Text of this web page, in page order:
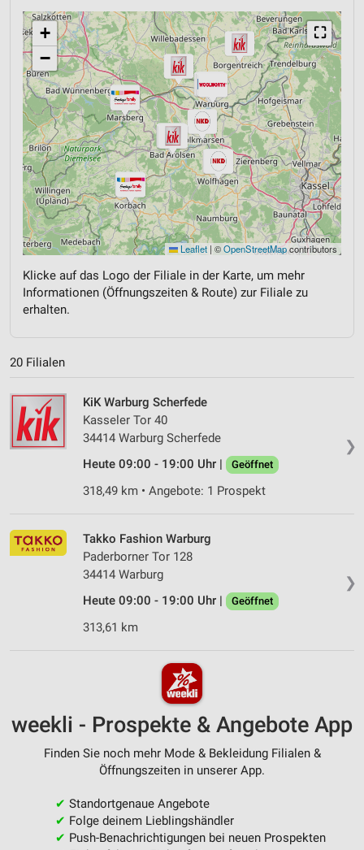
⛶
+
−
Leaflet | ©OpenStreetMapcontributors
Klicke auf das Logo der Filiale in der Karte, um mehr
Informationen (Öffnungszeiten & Route) zur Filiale zu
erhalten.
20 Filialen
❯
KiK Warburg Scherfede
Kasseler Tor 40
34414 Warburg Scherfede
Heute 09:00 - 19:00 Uhr |
Geöffnet
318,49 km • Angebote: 1 Prospekt
❯
Takko Fashion Warburg
Paderborner Tor 128
34414 Warburg
Heute 09:00 - 19:00 Uhr |
Geöffnet
313,61 km
weekli - Prospekte & Angebote App
Finden Sie noch mehr Mode & Bekleidung Filialen &
Öffnungszeiten in unserer App.
✔ Standortgenaue Angebote
✔ Folge deinem Lieblingshändler
✔ Push-Benachrichtigungen bei neuen Prospekten